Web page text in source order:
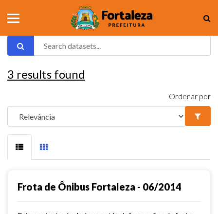
3 results found
Ordenar por
Frota de Ônibus Fortaleza - 06/2014